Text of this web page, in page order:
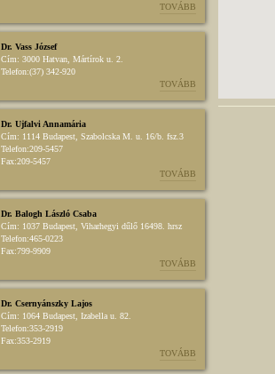
TOVÁBB
Dr. Vass József
Cím: 3000 Hatvan, Mártírok u. 2.
Telefon:(37) 342-920
TOVÁBB
Dr. Ujfalvi Annamária
Cím: 1114 Budapest, Szabolcska M. u. 16/b. fsz.3
Telefon:209-5457
Fax:209-5457
TOVÁBB
Dr. Balogh László Csaba
Cím: 1037 Budapest, Viharhegyi dűlő 16498. hrsz
Telefon:465-0223
Fax:799-9909
TOVÁBB
Dr. Csernyánszky Lajos
Cím: 1064 Budapest, Izabella u. 82.
Telefon:353-2919
Fax:353-2919
TOVÁBB